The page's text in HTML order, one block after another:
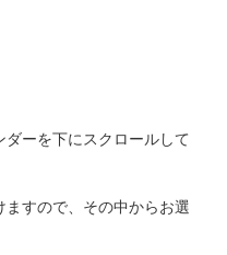
ーを下にスクロールして
すので、その中からお選